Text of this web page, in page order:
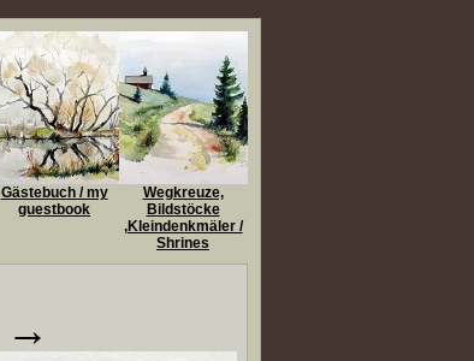
Gästebuch / my
guestbook
Wegkreuze,
Bildstöcke
,Kleindenkmäler /
Shrines
→